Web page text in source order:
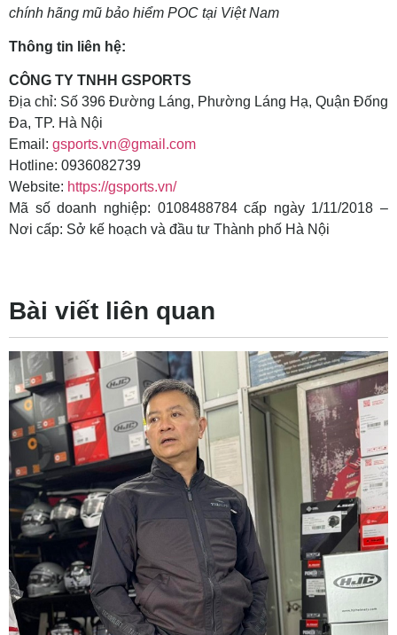
chính hãng mũ bảo hiểm POC tại Việt Nam
Thông tin liên hệ:
CÔNG TY TNHH GSPORTS
Địa chỉ: Số 396 Đường Láng, Phường Láng Hạ, Quận Đống
Đa, TP. Hà Nội
Email: gsports.vn@gmail.com
Hotline: 0936082739
Website: https://gsports.vn/
Mã số doanh nghiệp: 0108488784 cấp ngày 1/11/2018 –
Nơi cấp: Sở kế hoạch và đầu tư Thành phố Hà Nội
Bài viết liên quan